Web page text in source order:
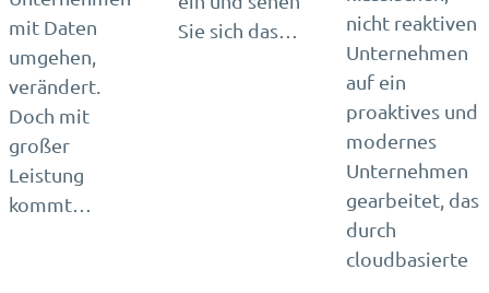
mit Daten
umgehen,
verändert.
Doch mit
großer
Leistung
kommt…
Sie sich das…
nicht reaktiven
Unternehmen
auf ein
proaktives und
modernes
Unternehmen
gearbeitet, das
durch
cloudbasierte